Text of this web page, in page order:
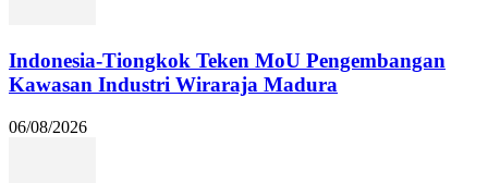
Indonesia-Tiongkok Teken MoU Pengembangan
Kawasan Industri Wiraraja Madura
06/08/2026